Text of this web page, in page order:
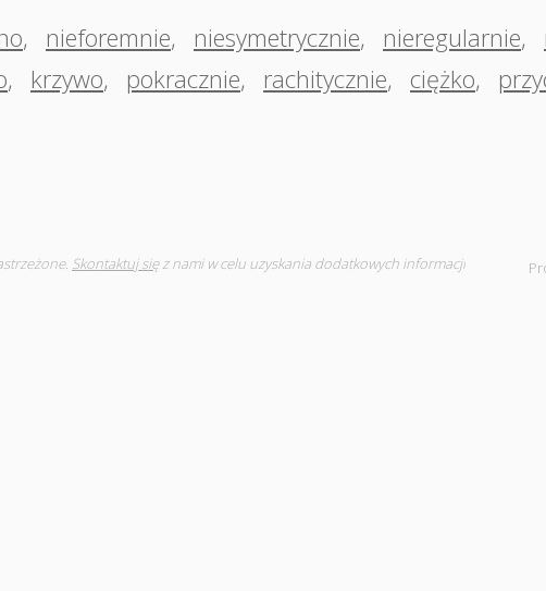
, nieforemnie, niesymetrycznie, nieregularnie,
, krzywo, pokracznie, rachitycznie, ciężko,
Skontaktuj sięz nami w celu uzyskania dodatkowych informacji